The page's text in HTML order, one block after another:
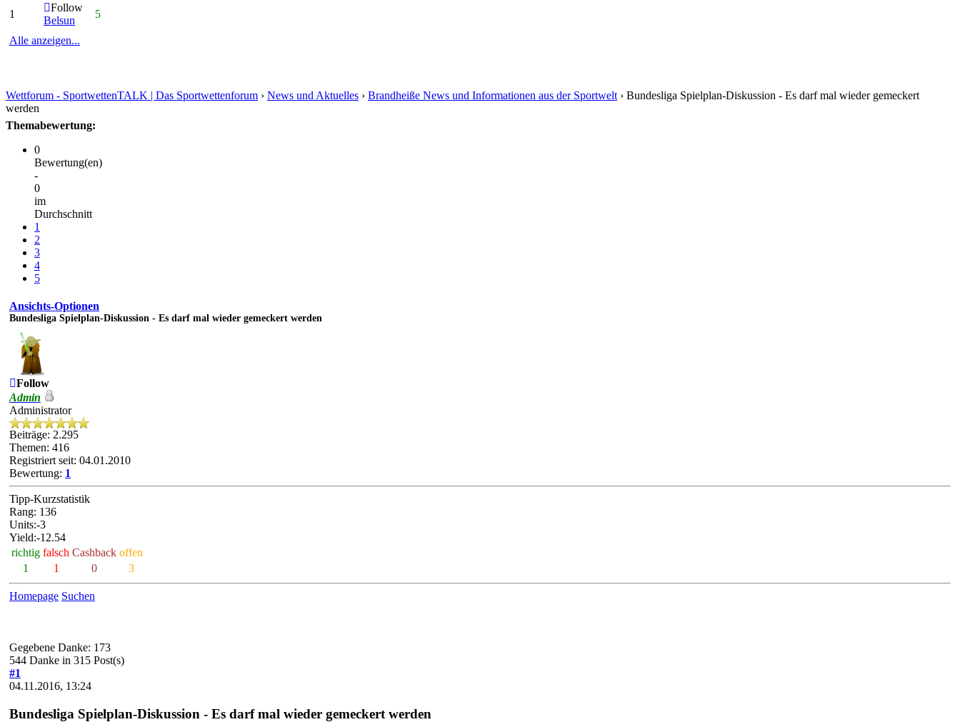
1
Follow
Belsun
5
Alle anzeigen...
Wettforum - SportwettenTALK | Das Sportwettenforum › News und Aktuelles › Brandheiße News und Informationen aus der Sportwelt › Bundesliga Spielplan-Diskussion - Es darf mal wieder gemeckert
werden
Themabewertung:
0
Bewertung(en)
-
0
im
Durchschnitt
1
2
3
4
5
Ansichts-Optionen
Bundesliga Spielplan-Diskussion - Es darf mal wieder gemeckert werden
Follow
Admin
Administrator
Beiträge: 2.295
Themen: 416
Registriert seit: 04.01.2010
Bewertung: 1
Tipp-Kurzstatistik
Rang: 136
Units:-3
Yield:-12.54
richtig falsch Cashback offen
1
1 0 3
Homepage Suchen
Gegebene Danke: 173
544 Danke in 315 Post(s)
#1
04.11.2016, 13:24
Bundesliga Spielplan-Diskussion - Es darf mal wieder gemeckert werden